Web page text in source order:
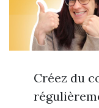
Créez du